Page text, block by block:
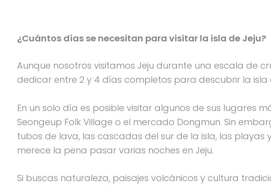
¿Cuántos días se necesitan para visitar la isla de Jeju?
Aunque nosotros visitamos Jeju durante una escala de
dedicar entre 2 y 4 días completos para descubrir la
En un solo día es posible visitar algunos de sus lugares
Seongeup Folk Village o el mercado Dongmun. Sin
tubos de lava, las cascadas del sur de la isla, las playas
merece la pena pasar varias noches en Jeju.
Si buscas naturaleza, paisajes volcánicos y cultura